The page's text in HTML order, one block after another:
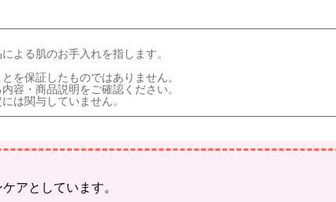
よる肌のお手入れを指します。
を保証したものではありません。
容・商品説明をご確認ください。
は関与していません。
アとしています。